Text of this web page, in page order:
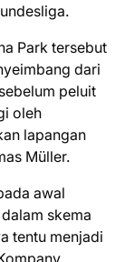
Park tersebut
dari
peluit
oleh
lapangan
Müller.
awal
skema
tentu menjadi